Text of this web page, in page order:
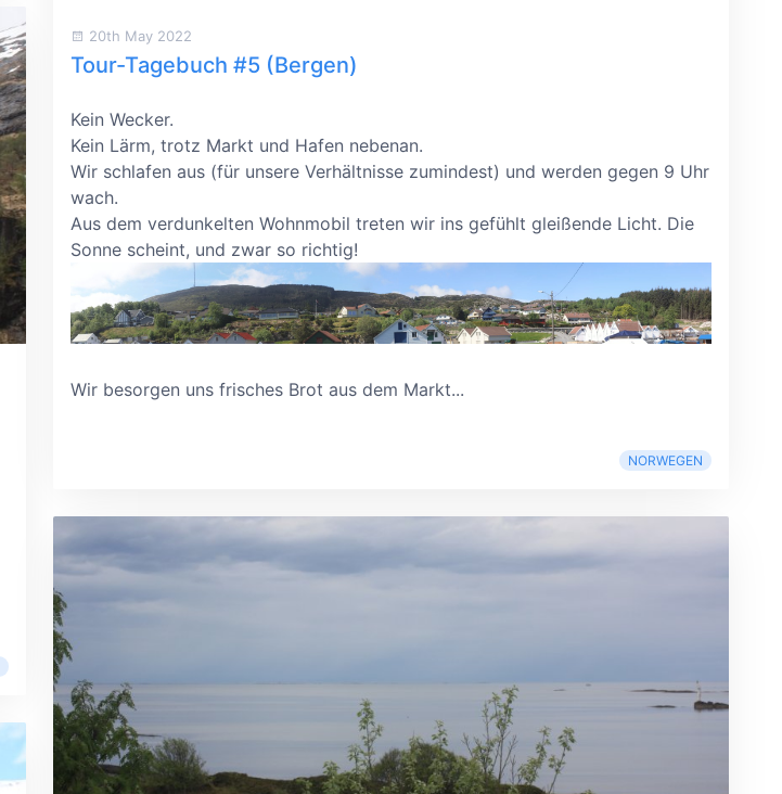
20th May 2022
Tour-Tagebuch #5 (Bergen)
Kein Wecker.
Kein Lärm, trotz Markt und Hafen nebenan.
Wir schlafen aus (für unsere Verhältnisse zumindest) und werden gegen 9 Uhr
wach.
Aus dem verdunkelten Wohnmobil treten wir ins gefühlt gleißende Licht. Die
Sonne scheint, und zwar so richtig!
Wir besorgen uns frisches Brot aus dem Markt...
NORWEGEN